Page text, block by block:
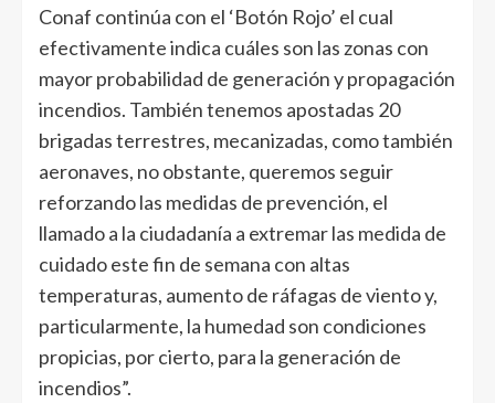
Conaf continúa con el ‘Botón Rojo’ el cual
efectivamente indica cuáles son las zonas con
mayor probabilidad de generación y propagación
incendios. También tenemos apostadas 20
brigadas terrestres, mecanizadas, como también
aeronaves, no obstante, queremos seguir
reforzando las medidas de prevención, el
llamado a la ciudadanía a extremar las medida de
cuidado este fin de semana con altas
temperaturas, aumento de ráfagas de viento y,
particularmente, la humedad son condiciones
propicias, por cierto, para la generación de
incendios”.